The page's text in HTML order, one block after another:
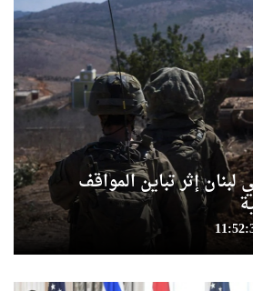
إثر تباين المواقف